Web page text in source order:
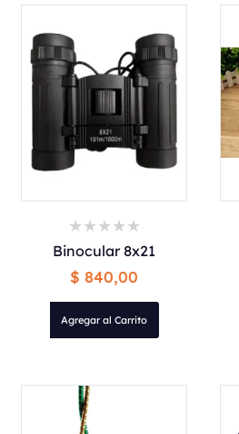
Binocular 8x21
$ 840,00
Agregar al Carrito